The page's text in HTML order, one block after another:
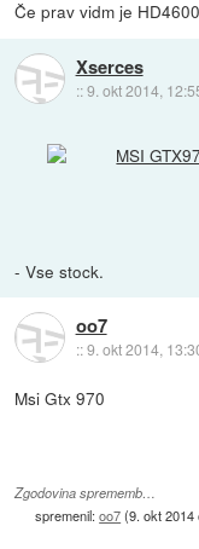
Če prav vidm je
Xserces
::9. okt 2014,
- Vse stock.
oo7
::9. okt 2014,
Msi Gtx 970
Zgodovina sprememb…
spremenil:oo7(9. okt 2014